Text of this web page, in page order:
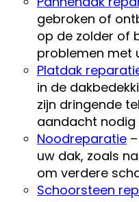
gebroken of
op de zolder of
problemen met
Platdak
in de
zijn dringende
aandacht nodig
Noodreparatie–
uw dak, zoals
om verdere
Schoorsteen